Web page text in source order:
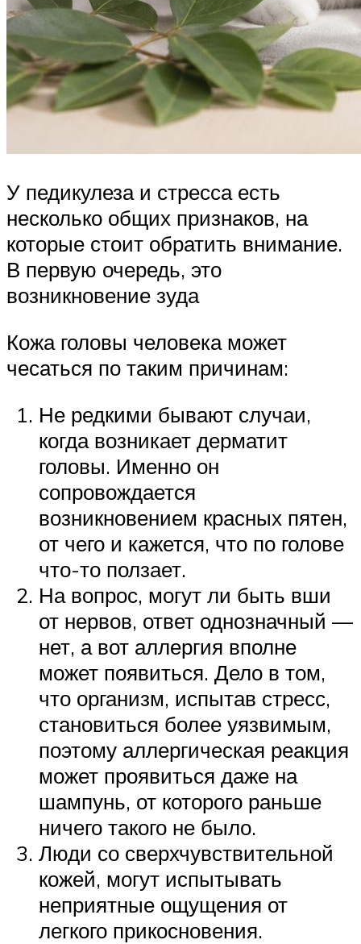
У педикулеза и стресса есть
несколько общих признаков, на
которые стоит обратить внимание.
В первую очередь, это
возникновение зуда
Кожа головы человека может
чесаться по таким причинам:
Не редкими бывают случаи,
когда возникает дерматит
головы. Именно он
сопровождается
возникновением красных пятен,
от чего и кажется, что по голове
что-то ползает.
На вопрос, могут ли быть вши
от нервов, ответ однозначный —
нет, а вот аллергия вполне
может появиться. Дело в том,
что организм, испытав стресс,
становиться более уязвимым,
поэтому аллергическая реакция
может проявиться даже на
шампунь, от которого раньше
ничего такого не было.
Люди со сверхчувствительной
кожей, могут испытывать
неприятные ощущения от
легкого прикосновения.